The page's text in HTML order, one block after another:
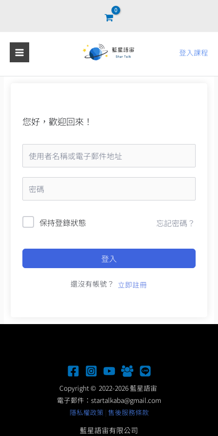
登入課程
您好，歡迎回來！
保持登錄狀態 忘記密碼？
登入
還沒有帳號？ 立即註冊
Copyright © 2022-2026 藍星語宙
電子郵件： startalkaba@gmail.com
隱私權政策 | 售後服務條款
藍星語宙有限公司